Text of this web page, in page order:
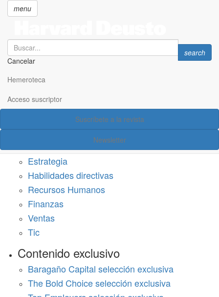
principal
menu
Search
Cancelar
Search
search
Hemeroteca
Acceso suscriptor
Suscríbete a la revista
Newsletter
Acceso suscriptor
Estrategia
Habilidades directivas
Recursos Humanos
Finanzas
Ventas
Tic
Contenido exclusivo
Baragaño Capital selección exclusiva
The Bold Choice selección exclusiva